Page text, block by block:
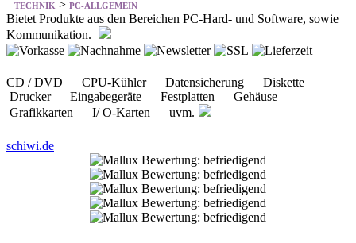
TECHNIK > PC-ALLGEMEIN
Bietet Produkte aus den Bereichen PC-Hard- und Software, sowie
Kommunikation.
CD / DVD CPU-Kühler Datensicherung Diskette
Drucker Eingabegeräte Festplatten Gehäuse
Grafikkarten I/ O-Karten uvm.
schiwi.de